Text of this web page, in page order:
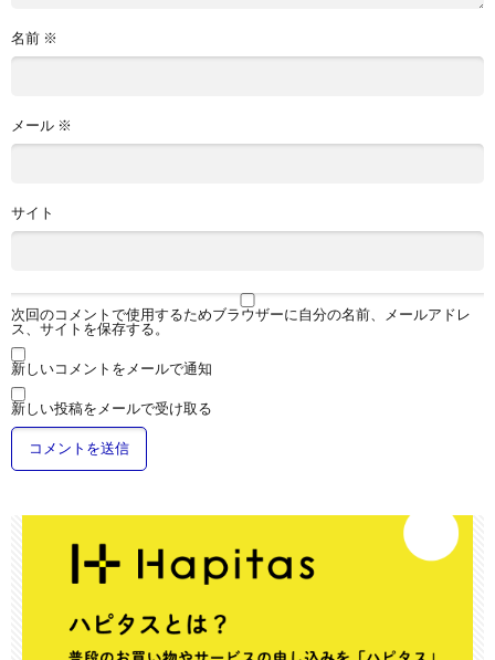
名前 ※
メール ※
サイト
次回のコメントで使用するためブラウザーに自分の名前、メールアドレ
ス、サイトを保存する。
新しいコメントをメールで通知
新しい投稿をメールで受け取る